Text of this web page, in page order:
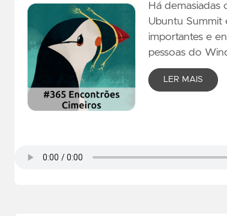
Há demasiadas
Ubuntu Summit
importantes e
pessoas do
LER MAIS